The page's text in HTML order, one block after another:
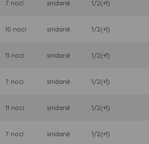
7 nocí snídaně 1/2(+1)
10 nocí snídaně 1/2(+1)
11 nocí snídaně 1/2(+1)
7 nocí snídaně 1/2(+1)
11 nocí snídaně 1/2(+1)
7 nocí snídaně 1/2(+1)